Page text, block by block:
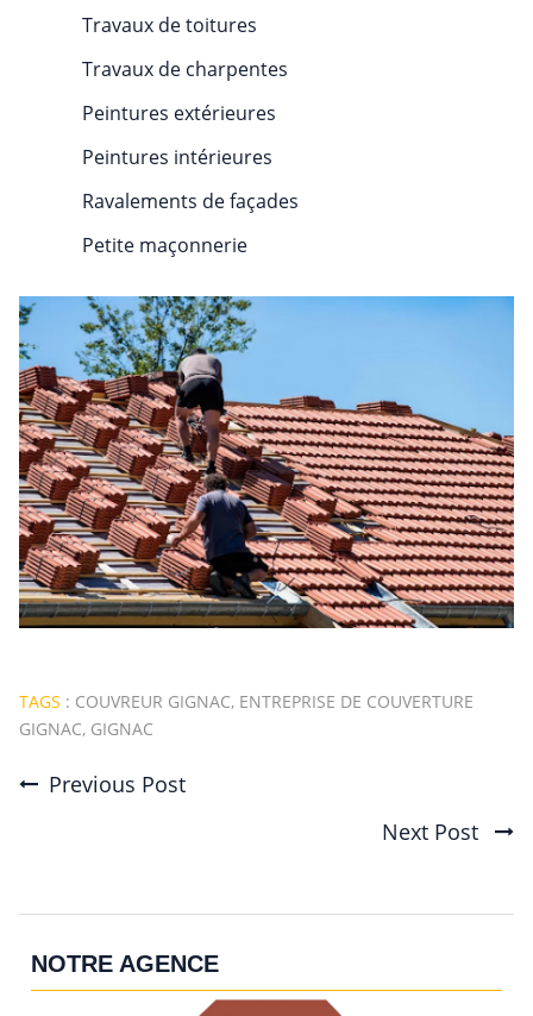
Travaux de toitures
Travaux de charpentes
Peintures extérieures
Peintures intérieures
Ravalements de façades
Petite maçonnerie
TAGS : COUVREUR GIGNAC, ENTREPRISE DE COUVERTURE
GIGNAC, GIGNAC
Post
navigation
Previous Post
Next Post
NOTRE AGENCE